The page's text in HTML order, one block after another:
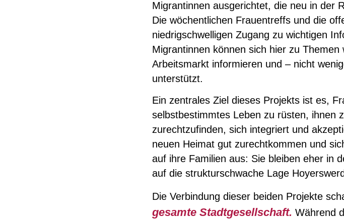
Migrantinnen ausgerichtet, die neu in der
Die wöchentlichen Frauentreffs und die
niedrigschwelligen Zugang zu wichtigen
Migrantinnen können sich hier zu
Arbeitsmarkt informieren und – nicht
unterstützt.
Ein zentrales Ziel dieses Projekts ist es,
selbstbestimmtes Leben zu rüsten, ihnen
zurechtzufinden, sich integriert und
neuen Heimat gut zurechtkommen und
auf ihre Familien aus: Sie bleiben eher in
auf die strukturschwache Lage
Die Verbindung dieser beiden Projekte
gesamte Stadtgesellschaft. Während